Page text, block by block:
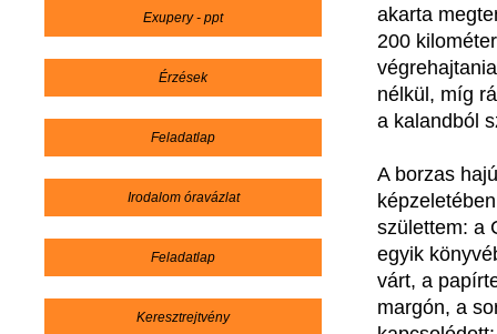
Exupery - ppt
Érzések
Feladatlap
Irodalom óravázlat
Feladatlap
Keresztrejtvény
akarta
200
végrehajtania
nélkül , míg
a kalandból
A borzas
születtem: a
egyik
várt, a
margón, a